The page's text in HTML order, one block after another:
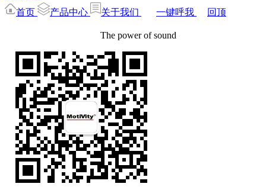
首页
产品中心 关于我们 一键呼我 回顶
The power of sound